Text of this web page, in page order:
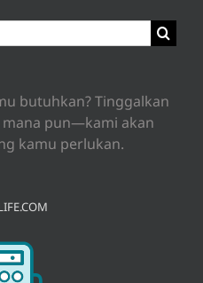
butuhkan? Tinggalkan
pun—kami akan
kamu perlukan.